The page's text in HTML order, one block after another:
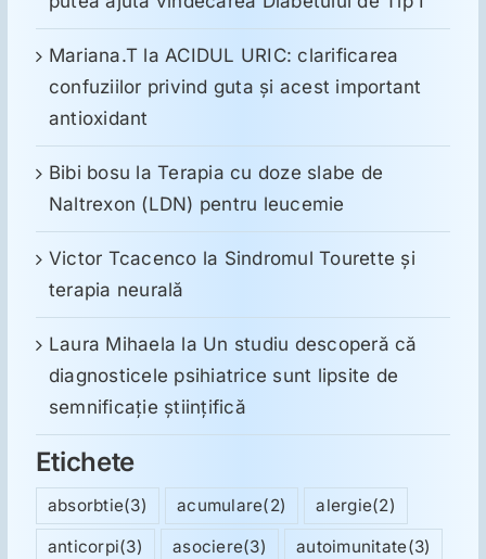
Mariana.T la ACIDUL URIC: clarificarea
confuziilor privind guta și acest important
antioxidant
Bibi bosu laTerapia cu doze slabe de
Naltrexon (LDN) pentru leucemie
Victor Tcacenco la Sindromul Tourette şi
terapia neurală
Laura Mihaela la Un studiu descoperă că
diagnosticele psihiatrice sunt lipsite de
semnificație științifică
Etichete
absorbtie(3) acumulare(2) alergie(2)
anticorpi(3) asociere(3) autoimunitate(3)